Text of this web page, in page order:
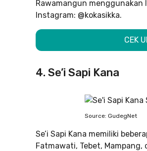
Rawamangun menggunakan
Instagram: @kokasikka.
CEK
4. Se’i Sapi Kana
Source: GudegNet
Se’i Sapi Kana memiliki
Fatmawati, Tebet, Mampang,